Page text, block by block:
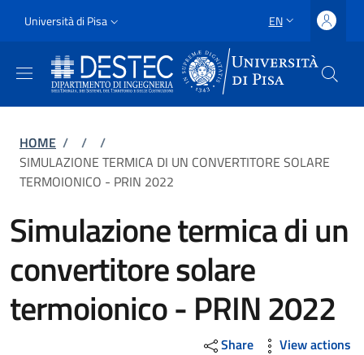
Slim
Università di Pisa LANGUAGE
EN
Breadcrumb
HOME / /
/
SIMULAZIONE TERMICA DI UN CONVERTITORE SOLARE
TERMOIONICO - PRIN 2022
Simulazione termica di un
convertitore solare
termoionico - PRIN 2022
Share View actions